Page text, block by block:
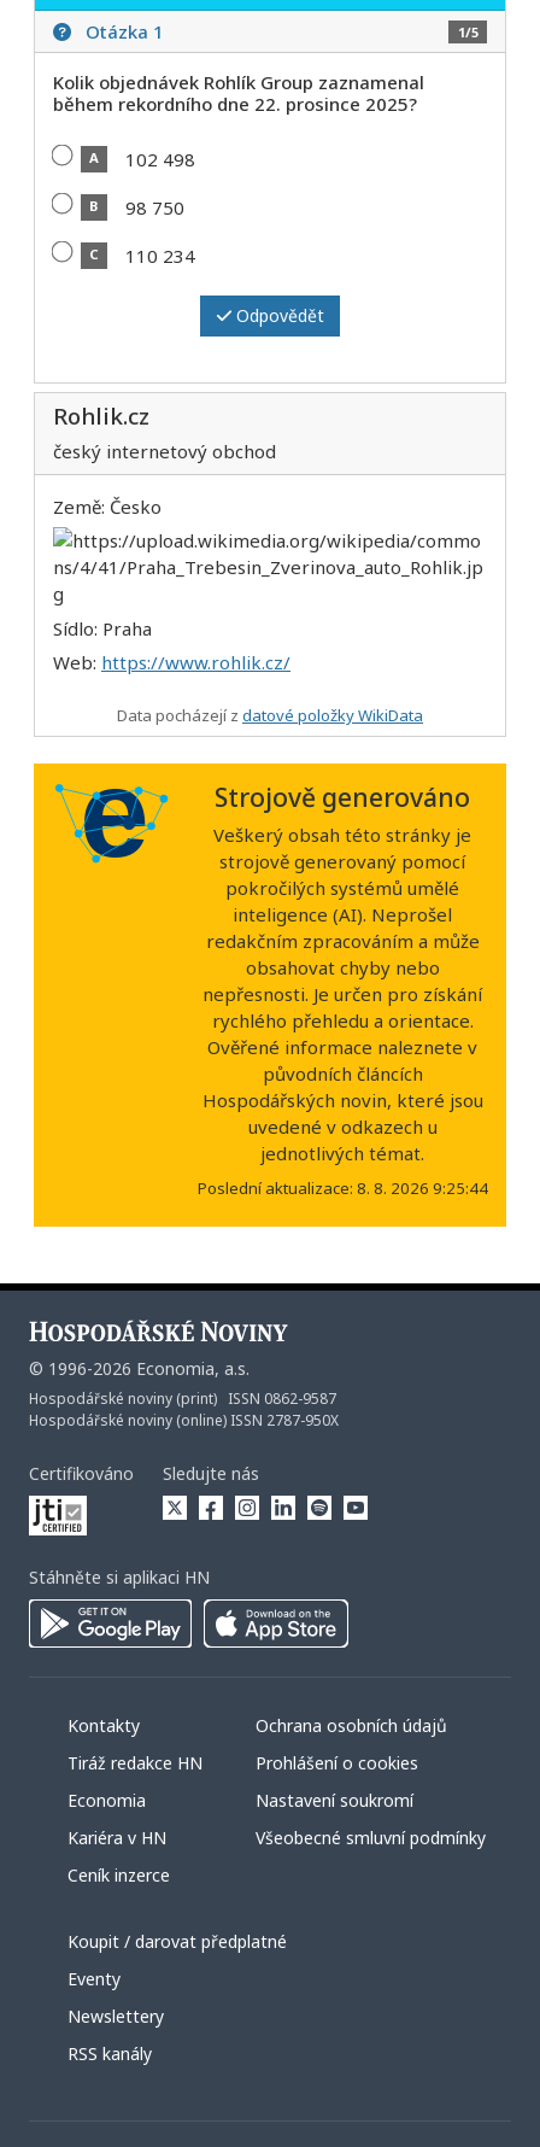
Otázka 1 1/5
Kolik objednávek Rohlík Group zaznamenal
během rekordního dne 22. prosince 2025?
A 102 498
B 98 750
C 110 234
Odpovědět
Rohlik.cz
český internetový obchod
Země: Česko
Sídlo: Praha
Web: https://www.rohlik.cz/
Data pocházejí z datové položky WikiData
Strojově generováno
Veškerý obsah této stránky je
strojově generovaný pomocí
pokročilých systémů umělé
inteligence (AI). Neprošel
redakčním zpracováním a může
obsahovat chyby nebo
nepřesnosti. Je určen pro získání
rychlého přehledu a orientace.
Ověřené informace naleznete v
původních článcích
Hospodářských novin, které jsou
uvedené v odkazech u
jednotlivých témat.
Poslední aktualizace: 8. 8. 2026 9:25:44
© 1996-2026 Economia, a.s.
Hospodářské noviny (print) ISSN 0862-9587
Hospodářské noviny (online) ISSN 2787-950X
Certifikováno Sledujte nás
Stáhněte si aplikaci HN
Kontakty
Tiráž redakce HN
Economia
Kariéra v HN
Ceník inzerce
Ochrana osobních údajů
Prohlášení o cookies
Nastavení soukromí
Všeobecné smluvní podmínky
Koupit / darovat předplatné
Eventy
Newslettery
RSS kanály